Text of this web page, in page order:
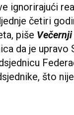
ignorirajući
četiri
piše
da je
što